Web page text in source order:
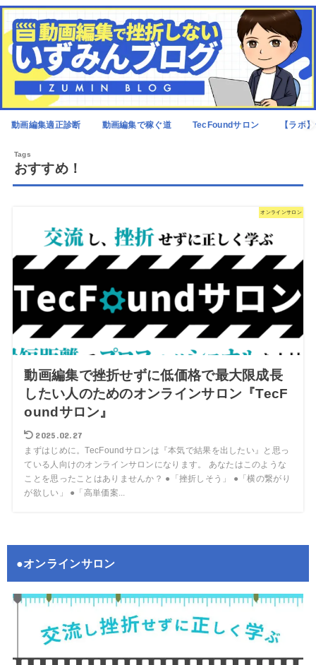
動画編集適正診断 動画編集で稼ぐ道 TecFoundサロン 【ラボ
おすすめ！
オンラインサロン
動画編集で挫折せずに低価格で最大限成長
したい人のためのオンラインサロン『TecF
oundサロン』
2025.02.27
まずはじめに。TecFoundサロンは『本気で結果を出したい』と思っ
ている人向けのオンラインサロンになります。 あなたはこのような
ことを思ったことはありませんか？ ●「挫折しそう」 ●「横の繋がり
が欲しい」 ●「高単価案...
●オンラインサロン